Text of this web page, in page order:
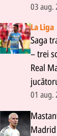
03 aug.
La Liga
Saga
– trei
Real
01 aug.